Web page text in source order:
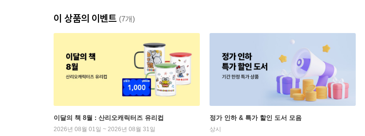
이 상품의 이벤트 (7개)
이달의 책 8월 : 산리오캐릭터즈 유리컵
2026년 08월 01일 ~ 2026년 08월 31일
정가 인하 & 특가 할인 도서 모음
상시